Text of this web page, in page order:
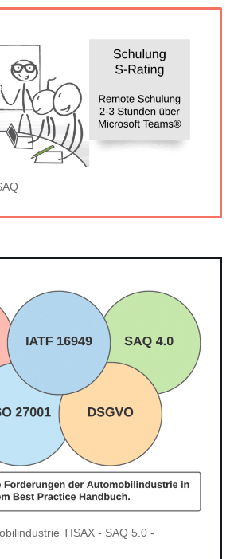
TISAX - SAQ 5.0 -